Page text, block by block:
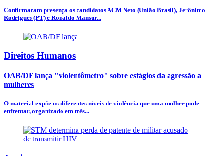
Confirmaram presença os candidatos ACM Neto (União Brasil), Jerônimo
Rodrigues (PT) e Ronaldo Mansur...
Direitos Humanos
OAB/DF lança "violentômetro" sobre estágios da agressão a
mulheres
O material expõe os diferentes níveis de violência que uma mulher pode
enfrentar, organizado em três...